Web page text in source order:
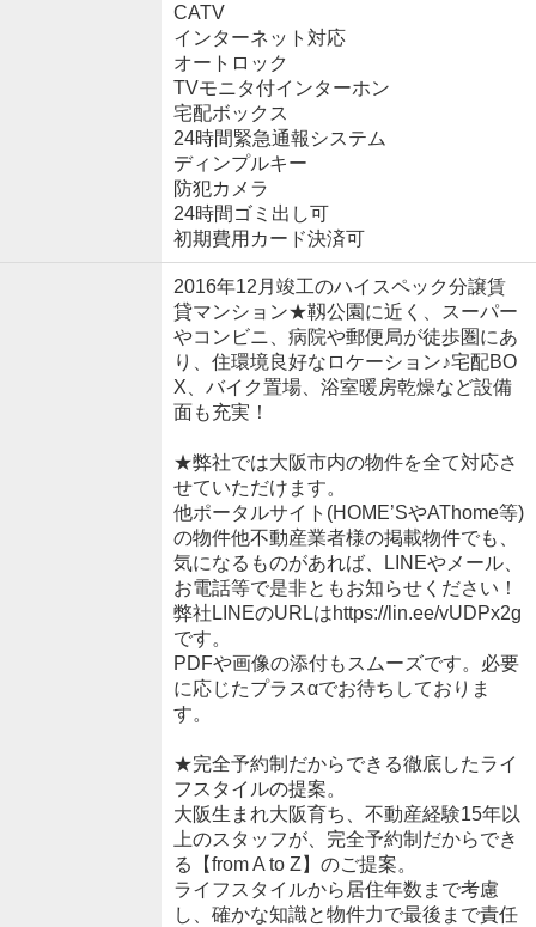
CATV
インターネット対応
オートロック
TVモニタ付インターホン
宅配ボックス
24時間緊急通報システム
ディンプルキー
防犯カメラ
24時間ゴミ出し可
初期費用カード決済可
2016年12月竣工のハイスペック分譲賃
貸マンション★靱公園に近く、スーパー
やコンビニ、病院や郵便局が徒歩圏にあ
り、住環境良好なロケーション♪宅配BO
X、バイク置場、浴室暖房乾燥など設備
面も充実！
★弊社では大阪市内の物件を全て対応さ
せていただけます。
他ポータルサイト(HOME’SやAThome等)
の物件他不動産業者様の掲載物件でも、
気になるものがあれば、LINEやメール、
お電話等で是非ともお知らせください！
弊社LINEのURLはhttps://lin.ee/vUDPx2g
です。
PDFや画像の添付もスムーズです。必要
に応じたプラスαでお待ちしておりま
す。
★完全予約制だからできる徹底したライ
フスタイルの提案。
大阪生まれ大阪育ち、不動産経験15年以
上のスタッフが、完全予約制だからでき
る【from A to Z】のご提案。
ライフスタイルから居住年数まで考慮
し、確かな知識と物件力で最後まで責任